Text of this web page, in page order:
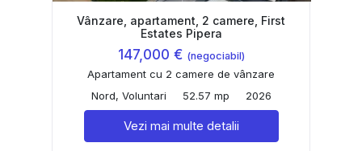
Vânzare, apartament, 2 camere, First
Estates Pipera
147,000 € (negociabil)
Apartament cu 2 camere de vânzare
Nord, Voluntari
52.57 mp 2026
Vezi mai multe detalii